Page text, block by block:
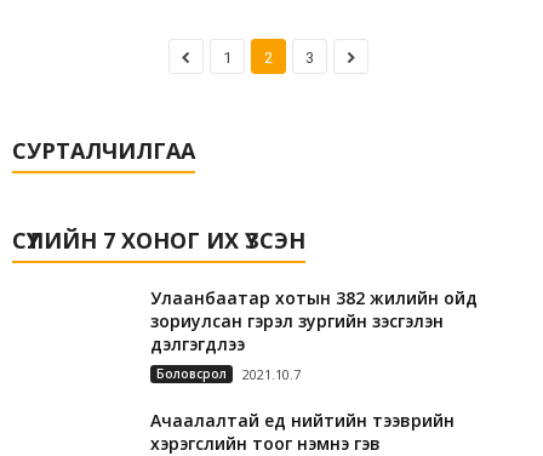
1 2 3
СУРТАЛЧИЛГАА
СҮҮЛИЙН 7 ХОНОГ ИХ ҮЗСЭН
Улаанбаатар хотын 382 жилийн ойд
зориулсан гэрэл зургийн үзэсгэлэн
дэлгэгдлээ
Боловсрол 2021.10.7
Ачаалалтай үед нийтийн тээврийн
хэрэгслийн тоог нэмнэ гэв